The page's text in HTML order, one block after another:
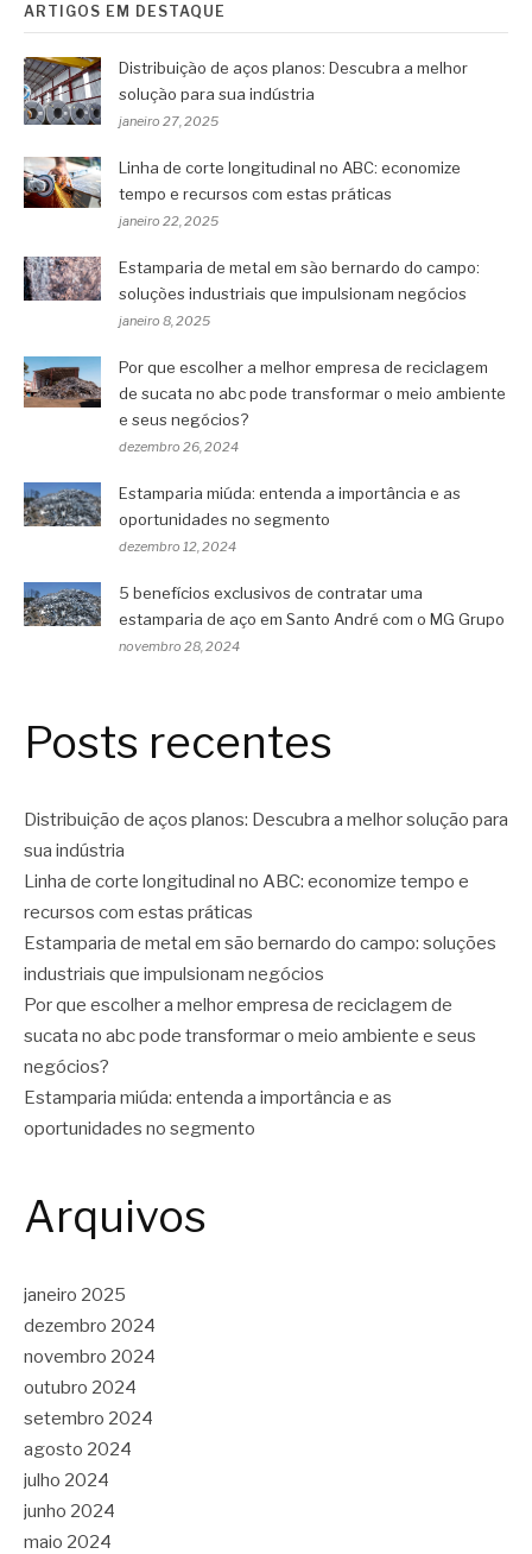
ARTIGOS EM DESTAQUE
Distribuição de aços planos: Descubra a melhor
solução para sua indústria
janeiro 27, 2025
Linha de corte longitudinal no ABC: economize
tempo e recursos com estas práticas
janeiro 22, 2025
Estamparia de metal em são bernardo do campo:
soluções industriais que impulsionam negócios
janeiro 8, 2025
Por que escolher a melhor empresa de reciclagem
de sucata no abc pode transformar o meio ambiente
e seus negócios?
dezembro 26, 2024
Estamparia miúda: entenda a importância e as
oportunidades no segmento
dezembro 12, 2024
5 benefícios exclusivos de contratar uma
estamparia de aço em Santo André com o MG Grupo
novembro 28, 2024
Posts recentes
Distribuição de aços planos: Descubra a melhor solução para
sua indústria
Linha de corte longitudinal no ABC: economize tempo e
recursos com estas práticas
Estamparia de metal em são bernardo do campo: soluções
industriais que impulsionam negócios
Por que escolher a melhor empresa de reciclagem de
sucata no abc pode transformar o meio ambiente e seus
negócios?
Estamparia miúda: entenda a importância e as
oportunidades no segmento
Arquivos
janeiro 2025
dezembro 2024
novembro 2024
outubro 2024
setembro 2024
agosto 2024
julho 2024
junho 2024
maio 2024